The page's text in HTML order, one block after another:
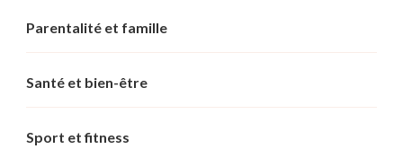
Parentalité et famille
Santé et bien-être
Sport et fitness